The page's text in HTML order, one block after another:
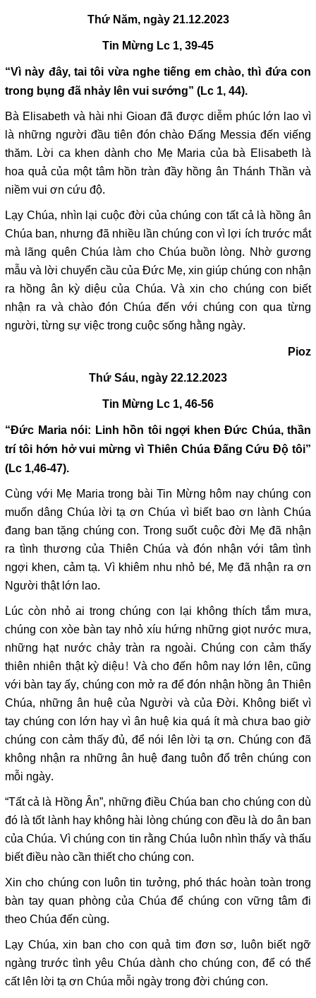
Thứ Năm, ngày 21.12.2023
Tin Mừng Lc 1, 39-45
“Vì này đây, tai tôi vừa nghe tiếng em chào, thì đứa con
trong bụng đã nhảy lên vui sướng” (Lc 1, 44).
Bà Elisabeth và hài nhi Gioan đã được diễm phúc lớn lao vì
là những người đầu tiên đón chào Đấng Messia đến viếng
thăm. Lời ca khen dành cho Mẹ Maria của bà Elisabeth là
hoa quả của một tâm hồn tràn đầy hồng ân Thánh Thần và
niềm vui ơn cứu độ.
Lạy Chúa, nhìn lại cuộc đời của chúng con tất cả là hồng ân
Chúa ban, nhưng đã nhiều lần chúng con vì lợi ích trước mắt
mà lãng quên Chúa làm cho Chúa buồn lòng. Nhờ gương
mẫu và lời chuyển cầu của Đức Mẹ, xin giúp chúng con nhận
ra hồng ân kỳ diệu của Chúa. Và xin cho chúng con biết
nhận ra và chào đón Chúa đến với chúng con qua từng
người, từng sự việc trong cuộc sống hằng ngày.
Pioz
Thứ Sáu, ngày 22.12.2023
Tin Mừng Lc 1, 46-56
“Đức Maria nói: Linh hồn tôi ngợi khen Đức Chúa, thần
trí tôi hớn hở vui mừng vì Thiên Chúa Đấng Cứu Độ tôi”
(Lc 1,46-47).
Cùng với Mẹ Maria trong bài Tin Mừng hôm nay chúng con
muốn dâng Chúa lời tạ ơn Chúa vì biết bao ơn lành Chúa
đang ban tặng chúng con. Trong suốt cuộc đời Mẹ đã nhận
ra tình thương của Thiên Chúa và đón nhận với tâm tình
ngợi khen, cảm tạ. Vì khiêm nhu nhỏ bé, Mẹ đã nhận ra ơn
Người thật lớn lao.
Lúc còn nhỏ ai trong chúng con lại không thích tắm mưa,
chúng con xòe bàn tay nhỏ xíu hứng những giọt nước mưa,
những hạt nước chảy tràn ra ngoài. Chúng con cảm thấy
thiên nhiên thật kỳ diệu! Và cho đến hôm nay lớn lên, cũng
với bàn tay ấy, chúng con mở ra để đón nhận hồng ân Thiên
Chúa, những ân huệ của Người và của Đời. Không biết vì
tay chúng con lớn hay vì ân huệ kia quá ít mà chưa bao giờ
chúng con cảm thấy đủ, để nói lên lời tạ ơn. Chúng con đã
không nhận ra những ân huệ đang tuôn đổ trên chúng con
mỗi ngày.
“Tất cả là Hồng Ân”, những điều Chúa ban cho chúng con dù
đó là tốt lành hay không hài lòng chúng con đều là do ân ban
của Chúa. Vì chúng con tin rằng Chúa luôn nhìn thấy và thấu
biết điều nào cần thiết cho chúng con.
Xin cho chúng con luôn tin tưởng, phó thác hoàn toàn trong
bàn tay quan phòng của Chúa để chúng con vững tâm đi
theo Chúa đến cùng.
Lạy Chúa, xin ban cho con quả tim đơn sơ, luôn biết ngỡ
ngàng trước tình yêu Chúa dành cho chúng con, để có thể
cất lên lời tạ ơn Chúa mỗi ngày trong đời chúng con.